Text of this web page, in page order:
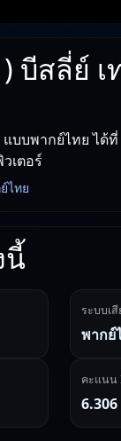
บีสลี่ย์
บบพากย์ไทย ได้
เตอร์
ไทย
นี้
ระบบเสี
พากย์
คะแนน
6.306